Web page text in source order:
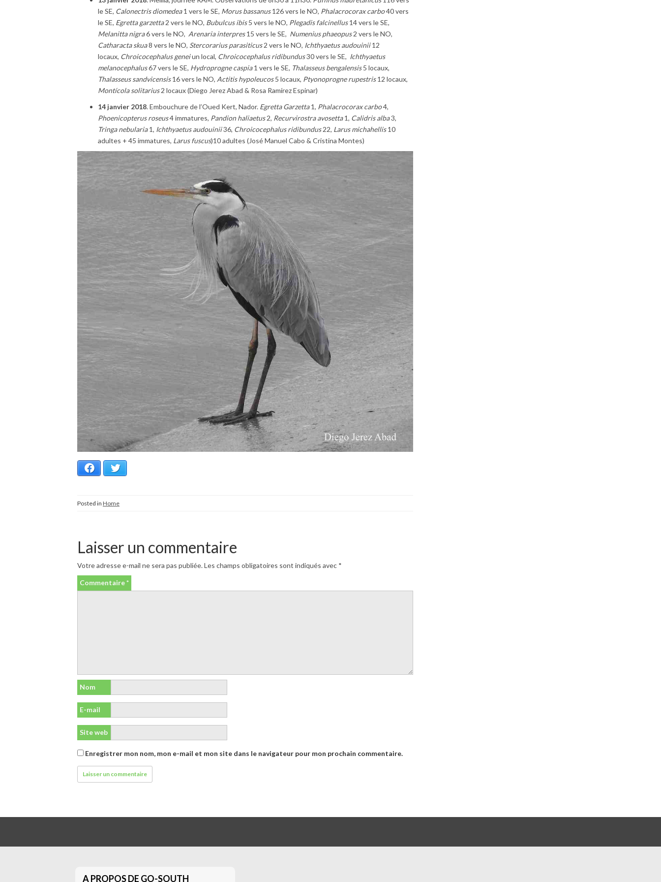
le SE, Calonectris diomedea1 vers le SE, Morus bassanus126 vers le NO, Phalacrocorax carbo40 vers
le SE, Egretta garzetta2 vers le NO, Bubulcus ibis5 vers le NO, Plegadis falcinellus14 vers le SE,
Melanitta nigra6 vers le NO, Arenaria interpres15 vers le SE, Numenius phaeopus2 vers le NO,
Catharacta skua8 vers le NO, Stercorarius parasiticus2 vers le NO, Ichthyaetus audouinii12
locaux, Chroicocephalus geneiun local, Chroicocephalus ridibundus30 vers le SE, Ichthyaetus
melanocephalus67 vers le SE, Hydroprogne caspia1 vers le SE, Thalasseus bengalensis5 locaux,
Thalasseus sandvicensis16 vers le NO, Actitis hypoleucos5 locaux, Ptyonoprogne rupestris12 locaux,
Montícola solitarius2 locaux (Diego Jerez Abad & Rosa Ramírez Espinar)
14 janvier 2018. Embouchure de l’Oued Kert, Nador. Egretta Garzetta1, Phalacrocorax carbo4,
Phoenicopterus roseus4 immatures, Pandion haliaetus2, Recurvirostra avosetta1, Calidris alba3,
Tringa nebularia1, Ichthyaetus audouinii36, Chroicocephalus ridibundus22, Larus michahellis10
adultes + 45 immatures, Larus fuscus)10 adultes (José Manuel Cabo & Cristina Montes)
Facebook
Posted in Home
Laisser un commentaire
Votre adresse e-mail ne sera pas publiée.Les champs obligatoires sont indiqués avec *
Commentaire*
Nom
E-mail
Site web
Enregistrer mon nom, mon e-mail et mon site dans le navigateur pour mon prochain commentaire.
A PROPOS DE GO-SOUTH